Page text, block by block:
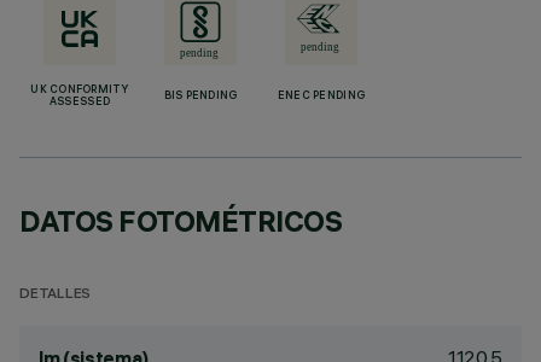
UK CONFORMITY
ASSESSED
BIS PENDING ENEC PENDING
DATOS FOTOMÉTRICOS
DETALLES
1120.5